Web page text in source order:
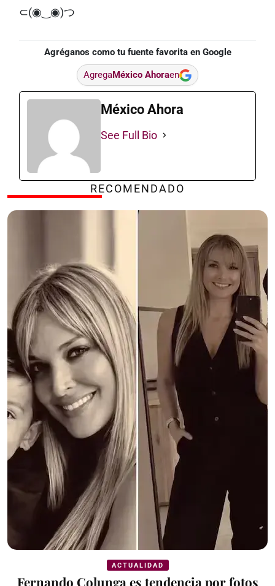
⊂(◉‿◉)つ
Agréganos como tu fuente favorita en Google
AgregaMéxico Ahoraen
México Ahora
See Full Bio
RECOMENDADO
ACTUALIDAD
Fernando Colunga es tendencia por fotos